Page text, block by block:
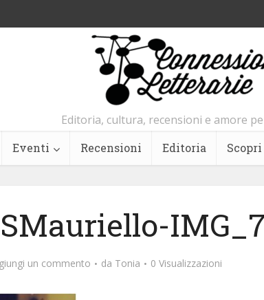
Editoria, cultura, recensioni e amore
Eventi Recensioni Editoria
un commento da Tonia 0 Visualizzazioni